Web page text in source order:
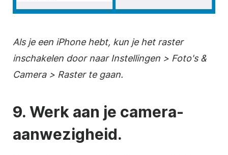
Als je een iPhone hebt, kun je het raster
inschakelen door naar Instellingen > Foto's &
Camera > Raster te gaan.
9. Werk aan je camera-
aanwezigheid.